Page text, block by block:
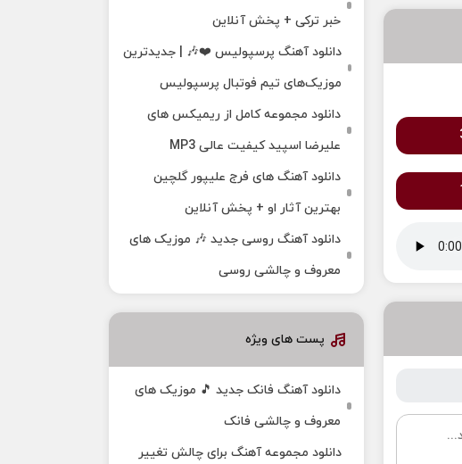
خبر ترکی + پخش آنلاین
دانلود آهنگ پرسپولیس ❤️🎶 | جدیدترین
موزیک‌های تیم فوتبال پرسپولیس
دانلود مجموعه کامل از ریمیکس های
علیرضا اسپید کیفیت عالی MP3
دانلود آهنگ های فرج علیپور گلچین
بهترین آثار او + پخش آنلاین
دانلود آهنگ روسی جدید 🎶 موزیک‌ های
معروف و چالشی روسی
پست های ویژه
دانلود آهنگ فانک جدید 🎵 موزیک‌ های
معروف و چالشی فانک
دانلود مجموعه آهنگ برای چالش تغییر